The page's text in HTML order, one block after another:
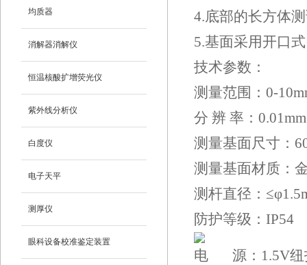
均质器
消解器消解仪
恒温核酸扩增荧光仪
紫外线分析仪
白度仪
电子天平
测厚仪
眼科设备校准鉴定装置
4.底部的长方体
5.基面采用开口
技术参数：
测量范围：0-
分 辨 率：0.01mm
测量基面尺寸：
测量基面材质：
测杆直径：
防护等级：IP54
电 源：1.5V纽